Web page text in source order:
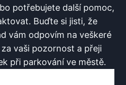
potřebujete další pomoc,
⁣Buďte si jisti, že
vám odpovím na veškeré​
vaši pozornost a přeji
při parkování ve městě.